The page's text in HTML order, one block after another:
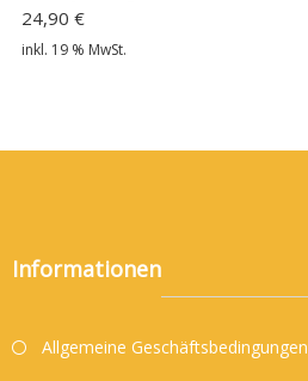
24,90 €
inkl. 19 % MwSt.
Informationen
Allgemeine Geschäftsbedingungen